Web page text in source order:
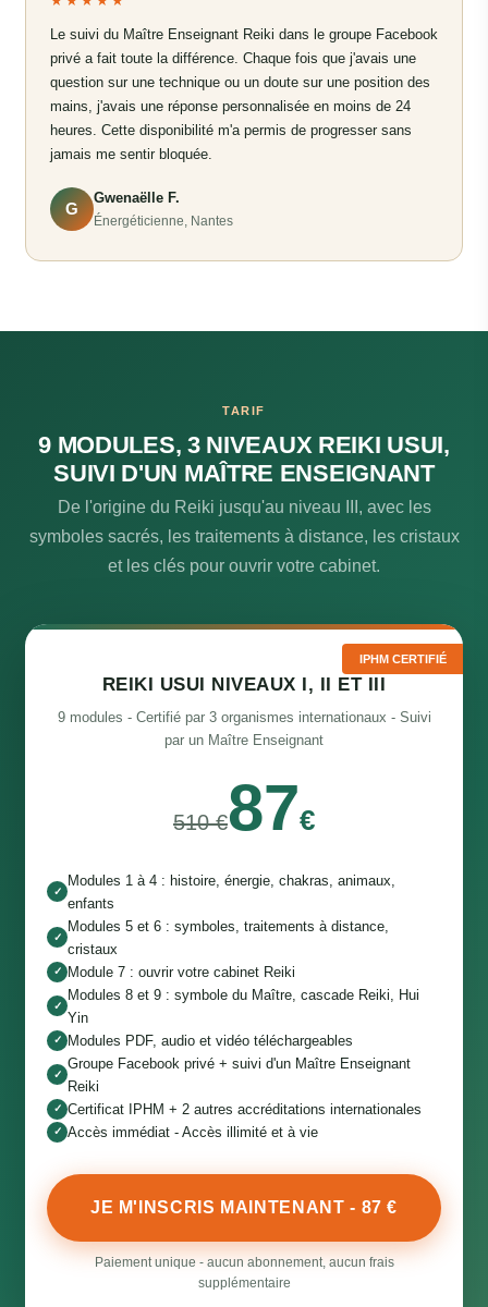
Le suivi du Maître Enseignant Reiki dans le groupe Facebook
privé a fait toute la différence. Chaque fois que j'avais une
question sur une technique ou un doute sur une position des
mains, j'avais une réponse personnalisée en moins de 24
heures. Cette disponibilité m'a permis de progresser sans
jamais me sentir bloquée.
G
Gwenaëlle F.
Énergéticienne, Nantes
TARIF
9 MODULES, 3 NIVEAUX REIKI USUI,
SUIVI D'UN MAÎTRE ENSEIGNANT
De l'origine du Reiki jusqu'au niveau III, avec les
symboles sacrés, les traitements à distance, les cristaux
et les clés pour ouvrir votre cabinet.
IPHM CERTIFIÉ
REIKI USUI NIVEAUX I, II ET III
9 modules - Certifié par 3 organismes internationaux - Suivi
par un Maître Enseignant
510 €87€
✓
Modules 1 à 4 : histoire, énergie, chakras, animaux,
enfants
✓
Modules 5 et 6 : symboles, traitements à distance,
cristaux
✓ Module 7 : ouvrir votre cabinet Reiki
✓
Modules 8 et 9 : symbole du Maître, cascade Reiki, Hui
Yin
✓ Modules PDF, audio et vidéo téléchargeables
✓
Groupe Facebook privé + suivi d'un Maître Enseignant
Reiki
✓ Certificat IPHM + 2 autres accréditations internationales
✓ Accès immédiat - Accès illimité et à vie
JE M'INSCRIS MAINTENANT - 87 €
Paiement unique - aucun abonnement, aucun frais
supplémentaire